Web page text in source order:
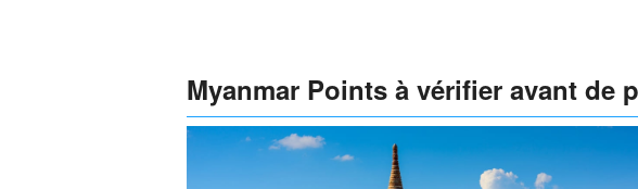
Myanmar Points à vérifier avant de